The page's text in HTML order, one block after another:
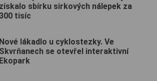
získalo sbírku sirkových nálepek za
300 tisíc
Nové lákadlo u cyklostezky. Ve
Skvrňanech se otevřel interaktivní
Ekopark